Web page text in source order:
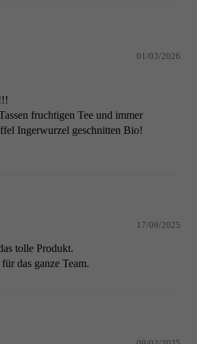
01/03/2026
fruchtigen Tee und immer
Ingerwurzel geschnitten Bio!
17/09/2025
tolle Produkt.
das ganze Team.